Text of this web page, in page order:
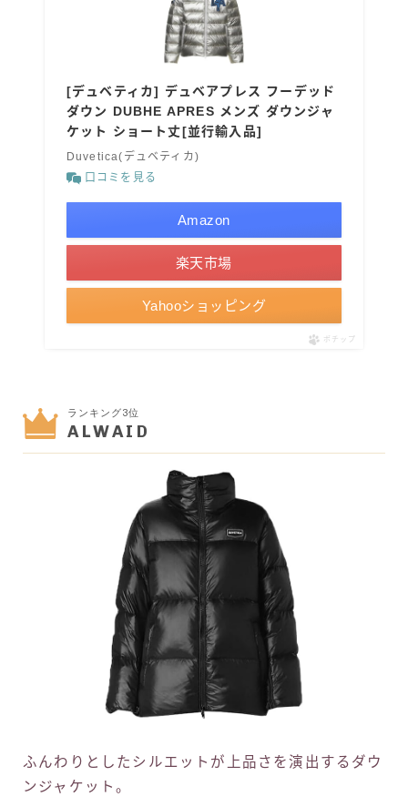
[デュベティカ] デュベアプレス フーデッド
ダウン DUBHE APRES メンズ ダウンジャ
ケット ショート丈[並行輸入品]
Duvetica(デュベティカ)
口コミを見る
Amazon
楽天市場
Yahooショッピング
ポチップ
ランキング3位
ALWAID
ふんわりとしたシルエットが上品さを演出するダウ
ンジャケット。